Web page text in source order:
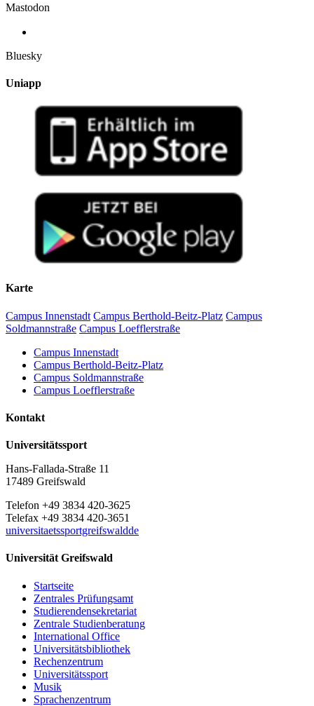
Mastodon
Bluesky
Uniapp
Karte
Campus Innenstadt Campus Berthold-Beitz-Platz Campus
Soldmannstraße Campus Loefflerstraße
Campus Innenstadt
Campus Berthold-Beitz-Platz
Campus Soldmannstraße
Campus Loefflerstraße
Kontakt
Universitätssport
Hans-Fallada-Straße 11
17489 Greifswald
Telefon +49 3834 420-3625
Telefax +49 3834 420-3651
universitaetssportgreifswaldde
Universität Greifswald
Startseite
Zentrales Prüfungsamt
Studierendensekretariat
Zentrale Studienberatung
International Office
Universitätsbibliothek
Rechenzentrum
Universitätssport
Musik
Sprachenzentrum